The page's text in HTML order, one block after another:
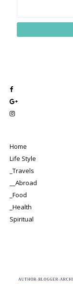
Home
Life Style
_Travels
__Abroad
_Food
_Health
Spiritual